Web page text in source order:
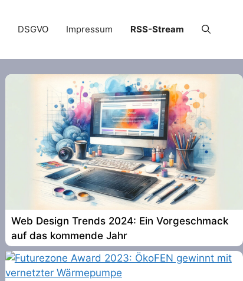
DSGVO Impressum RSS-Stream
Web Design Trends 2024: Ein Vorgeschmack
auf das kommende Jahr